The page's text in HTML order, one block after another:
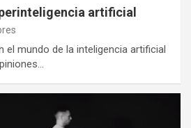
artificial
el mundo de la inteligencia artificial